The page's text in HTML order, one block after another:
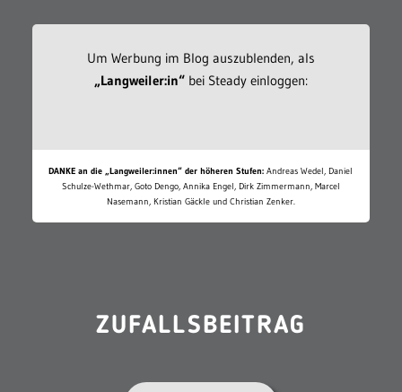
Um Werbung im Blog auszublenden, als
„Langweiler:in“bei Steady einloggen:
DANKE an die „Langweiler:innen“ der höheren Stufen: Andreas Wedel, Daniel
Schulze-Wethmar, Goto Dengo, Annika Engel, Dirk Zimmermann, Marcel
Nasemann, Kristian Gäckle und Christian Zenker.
ZUFALLSBEITRAG